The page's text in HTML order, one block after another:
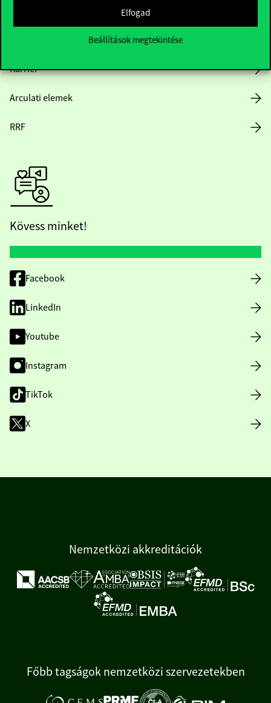
Elfogad
Beállítások megtekintése
Karrier
Arculati elemek
RRF
Kövess minket!
Facebook
LinkedIn
Youtube
Instagram
TikTok
X
Nemzetközi akkreditációk
Főbb tagságok nemzetközi szervezetekben